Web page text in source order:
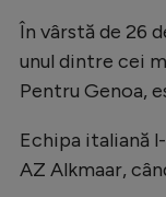
În vârstă de 26
unul dintre cei
Pentru Genoa,
Echipa italiană
AZ Alkmaar,